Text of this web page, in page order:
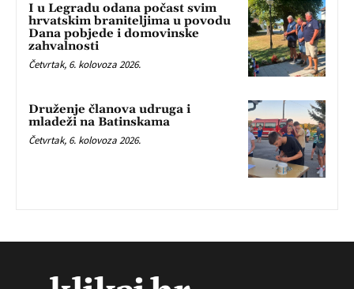
I u Legradu odana počast svim
hrvatskim braniteljima u povodu
Dana pobjede i domovinske
zahvalnosti
Četvrtak, 6. kolovoza 2026.
Druženje članova udruga i
mladeži na Batinskama
Četvrtak, 6. kolovoza 2026.